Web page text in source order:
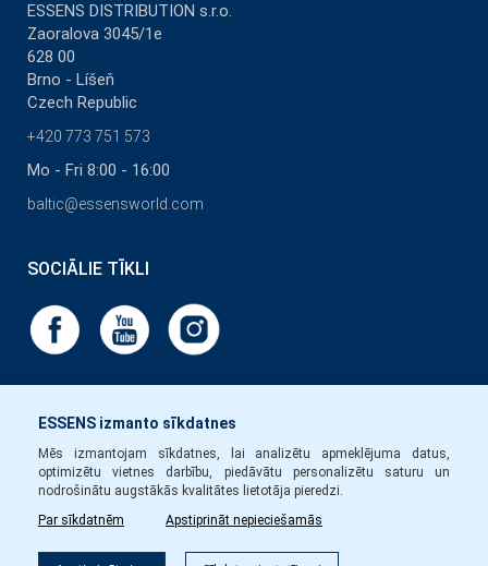
ESSENS izmanto sīkdatnes
Mēs izmantojam sīkdatnes, lai analizētu apmeklējuma datus,
optimizētu vietnes darbību, piedāvātu personalizētu saturu un
nodrošinātu augstākās kvalitātes lietotāja pieredzi.
Par sīkdatnēm
Apstiprināt nepieciešamās
ESSENS DISTRIBUTION s.r.o.
Zaoralova 3045/1e
628 00
Brno - Líšeň
Czech Republic
+420 773 751 573
Mo - Fri 8:00 - 16:00
baltic@essensworld.com
SOCIĀLIE TĪKLI